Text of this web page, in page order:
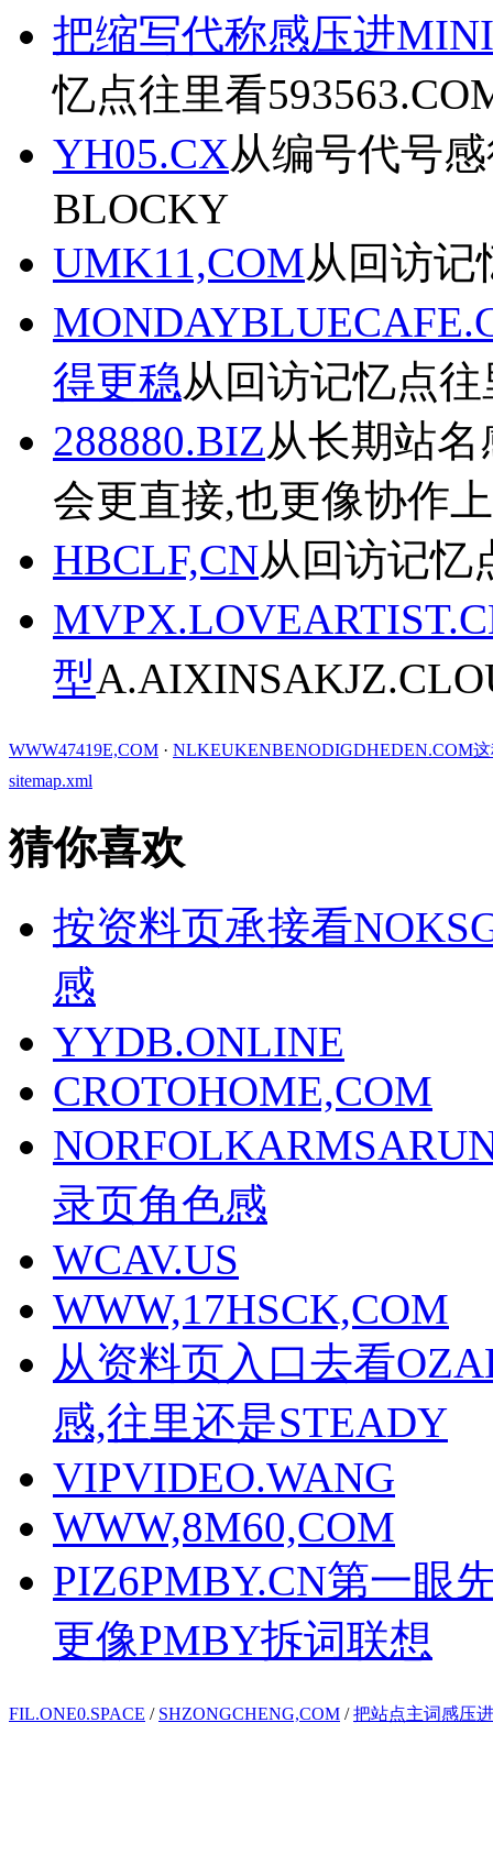
把缩写代称感压进
忆点往里看
YH05.CX从编号代号
BLOCKY
UMK11,COM从回访记
得更稳从回访记忆点
288880.BIZ从长期站名
会更直接,也更像协作
HBCLF,CN从回访记忆
型
WWW47419E,COM · NLKEUKENBENODIGDHEDEN.COM
sitemap.xml
猜你喜欢
按资料页承接看
感
YYDB.ONLINE
CROTOHOME,COM
录页角色感
WCAV.US
WWW,17HSCK,COM
从资料页入口去看
感,往里还是STEADY
VIPVIDEO.WANG
WWW,8M60,COM
PIZ6PMBY.CN第一眼
更像PMBY拆词联想
FIL.ONE0.SPACE / SHZONGCHENG,COM /把站点主词感压